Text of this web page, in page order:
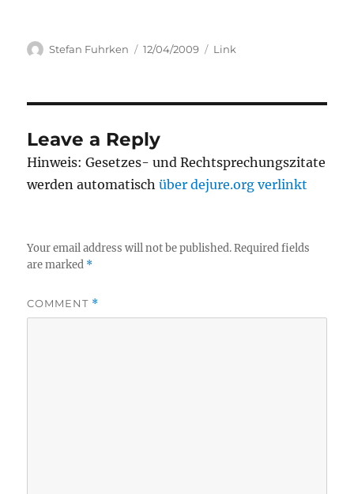
Author
Stefan Fuhrken
Posted
12/04/2009 Categories
Link
Leave a Reply
Hinweis: Gesetzes- und Rechtsprechungszitate
werden automatischüber dejure.org verlinkt
Your email address will not be published. Required fields
are marked *
COMMENT *